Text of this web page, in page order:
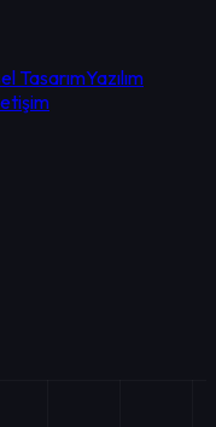
TasarımYazılım